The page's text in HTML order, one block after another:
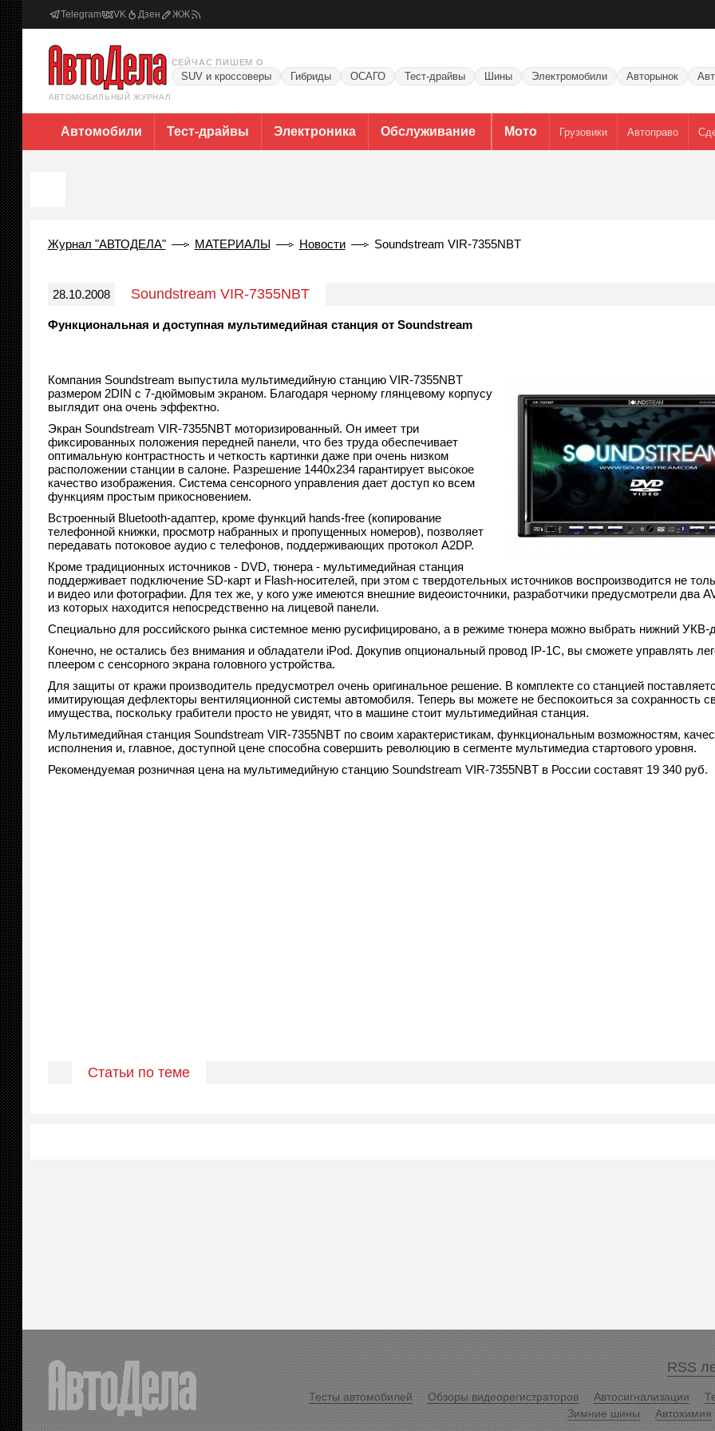
Telegram VK Дзен ЖЖ
АВТОМОБИЛЬНЫЙ ЖУРНАЛ
СЕЙЧАС ПИШЕМ О
SUV и кроссоверы Гибриды ОСАГО Тест-драйвы Шины Электромобили Авторынок
Автомобили Тест-драйвы Электроника Обслуживание Мото Грузовики Автоправо
Журнал "АВТОДЕЛА" МАТЕРИАЛЫ Новости Soundstream VIR-7355NBT
28.10.2008 Soundstream VIR-7355NBT
Функциональная и доступная мультимедийная станция от Soundstream
Компания Soundstream выпустила мультимедийную станцию VIR-7355NBT
размером 2DIN с 7-дюймовым экраном. Благодаря черному глянцевому корпусу
выглядит она очень эффектно.
Экран Soundstream VIR-7355NBT моторизированный. Он имеет три
фиксированных положения передней панели, что без труда обеспечивает
оптимальную контрастность и четкость картинки даже при очень низком
расположении станции в салоне. Разрешение 1440х234 гарантирует высокое
качество изображения. Система сенсорного управления дает доступ ко всем
функциям простым прикосновением.
Встроенный Bluetooth-адаптер, кроме функций hands-free (копирование
телефонной книжки, просмотр набранных и пропущенных номеров), позволяет
передавать потоковое аудио с телефонов, поддерживающих протокол A2DP.
Кроме традиционных источников - DVD, тюнера - мультимедийная станция
поддерживает подключение SD-карт и Flash-носителей, при этом с твердотельных источников воспроизводится не
и видео или фотографии. Для тех же, у кого уже имеются внешние видеоисточники, разработчики предусмотрели два
из которых находится непосредственно на лицевой панели.
Специально для российского рынка системное меню русифицировано, а в режиме тюнера можно выбрать нижний УКВ-
Конечно, не остались без внимания и обладатели iPod. Докупив опциональный провод IP-1C, вы сможете управлять
плеером с сенсорного экрана головного устройства.
Для защиты от кражи производитель предусмотрел очень оригинальное решение. В комплекте со станцией
имитирующая дефлекторы вентиляционной системы автомобиля. Теперь вы можете не беспокоиться за сохранность
имущества, поскольку грабители просто не увидят, что в машине стоит мультимедийная станция.
Мультимедийная станция Soundstream VIR-7355NBT по своим характеристикам, функциональным возможностям,
исполнения и, главное, доступной цене способна совершить революцию в сегменте мультимедиа стартового уровня.
Рекомендуемая розничная цена на мультимедийную станцию Soundstream VIR-7355NBT в России составят 19 340 руб.
Статьи по теме
RSS
Тесты автомобилей Обзоры видеорегистраторов Автосигнализации
Зимние шины
Автохимия